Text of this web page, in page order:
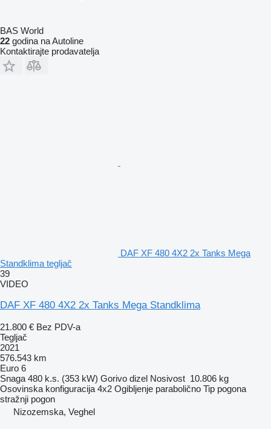
BAS World
22 godina na Autoline
Kontaktirajte prodavatelja
DAF XF 480 4X2 2x Tanks Mega
Standklima tegljač
39
VIDEO
DAF XF 480 4X2 2x Tanks Mega Standklima
21.800 € Bez PDV-a
Tegljač
2021
576.543 km
Euro 6
Snaga 480 k.s. (353 kW) Gorivo dizel Nosivost 10.806 kg
Osovinska konfiguracija 4x2 Ogibljenje parabolično Tip pogona
stražnji pogon
Nizozemska, Veghel